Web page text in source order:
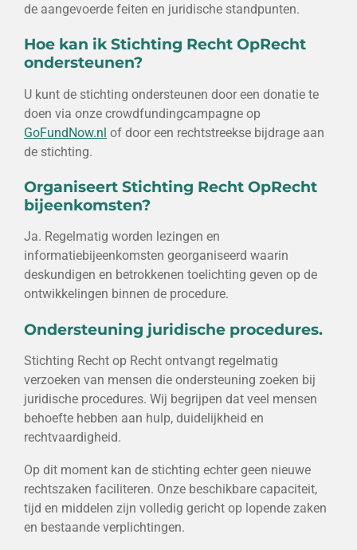
de aangevoerde feiten en juridische standpunten.
Hoe kan ik Stichting Recht OpRecht
ondersteunen?
U kunt de stichting ondersteunen door een donatie te
doen via onze crowdfundingcampagne op
GoFundNow.nl of door een rechtstreekse bijdrage aan
de stichting.
Organiseert Stichting Recht OpRecht
bijeenkomsten?
Ja. Regelmatig worden lezingen en
informatiebijeenkomsten georganiseerd waarin
deskundigen en betrokkenen toelichting geven op de
ontwikkelingen binnen de procedure.
Ondersteuning juridische procedures.
Stichting Recht op Recht ontvangt regelmatig
verzoeken van mensen die ondersteuning zoeken bij
juridische procedures. Wij begrijpen dat veel mensen
behoefte hebben aan hulp, duidelijkheid en
rechtvaardigheid.
Op dit moment kan de stichting echter geen nieuwe
rechtszaken faciliteren. Onze beschikbare capaciteit,
tijd en middelen zijn volledig gericht op lopende zaken
en bestaande verplichtingen.